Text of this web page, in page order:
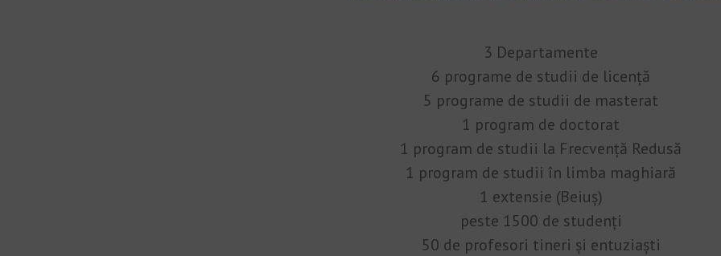
3 Departamente
6 programe de studii de licență
5 programe de studii de masterat
1 program de doctorat
1 program de studii la Frecvență Redusă
1 program de studii în limba maghiară
1 extensie (Beiuș)
peste 1500 de studenți
50 de profesori tineri și entuziaști